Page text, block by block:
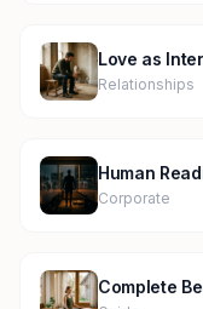
Love as
Relationships
Human
Corporate
Complete